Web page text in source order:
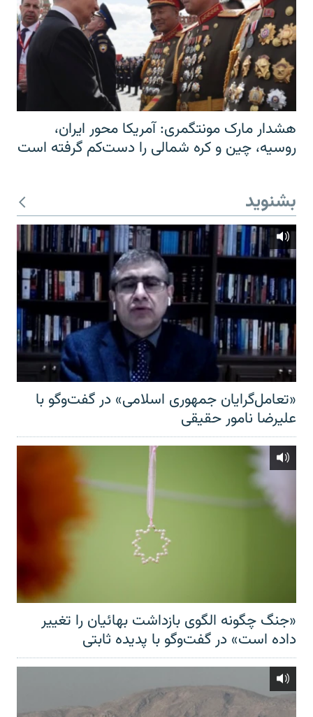
هشدار مارک مونتگمری: آمریکا محور ایران،
روسیه، چین و کره شمالی را دست‌کم گرفته است
بشنوید
«تعامل‌گرایان جمهوری اسلامی» در گفت‌وگو با
علیرضا نامور حقیقی
«جنگ چگونه الگوی بازداشت بهائیان را تغییر
داده است» در گفت‌وگو با پدیده ثابتی